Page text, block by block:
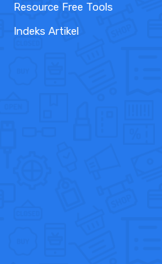
Resource Free Tools
Indeks Artikel